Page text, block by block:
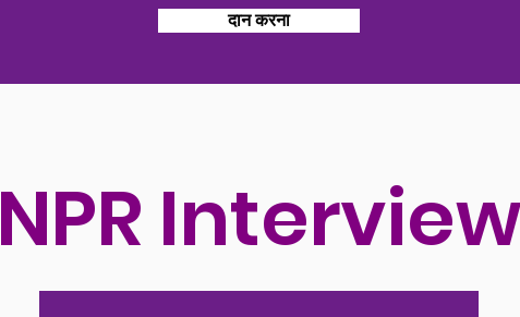
दान करना
NPR Interview